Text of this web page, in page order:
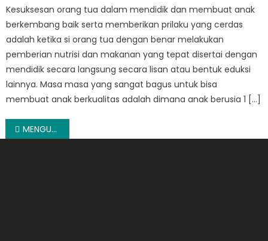
Kesuksesan orang tua dalam mendidik dan membuat anak
berkembang baik serta memberikan prilaku yang cerdas
adalah ketika si orang tua dengan benar melakukan
pemberian nutrisi dan makanan yang tepat disertai dengan
mendidik secara langsung secara lisan atau bentuk eduksi
lainnya. Masa masa yang sangat bagus untuk bisa
membuat anak berkualitas adalah dimana anak berusia 1 […]
Post
MENGUAK FAKTA WAYNE ROONEY DILUAR LAPANGAN HIJAU